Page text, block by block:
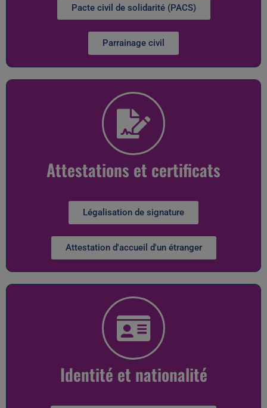
Pacte civil de solidarité (PACS)
Parrainage civil
Attestations et certificats
Légalisation de signature
Attestation d'accueil d'un étranger
Identité et nationalité